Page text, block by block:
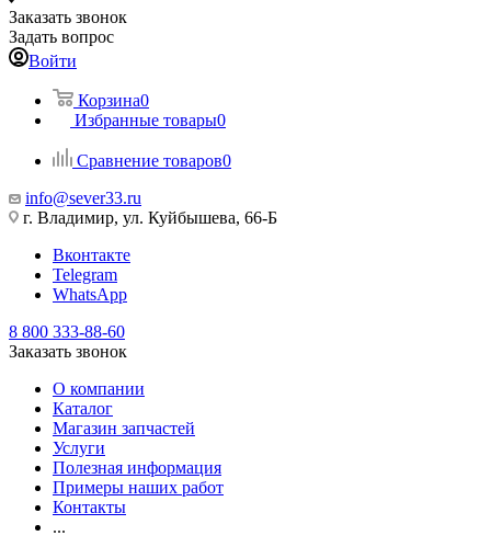
Заказать звонок
Задать вопрос
Войти
Корзина0
Избранные товары0
Сравнение товаров0
info@sever33.ru
г. Владимир, ул. Куйбышева, 66-Б
Вконтакте
Telegram
WhatsApp
8 800 333-88-60
Заказать звонок
О компании
Каталог
Магазин запчастей
Услуги
Полезная информация
Примеры наших работ
Контакты
...